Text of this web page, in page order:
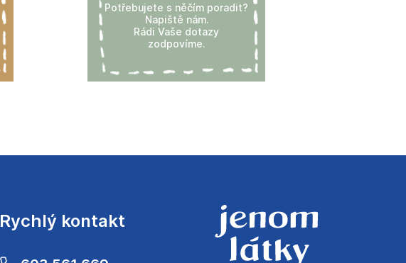
Potřebujete s něčím poradit?
Napiště nám.
Rádi Vaše dotazy
zodpovíme.
Rychlý kontakt